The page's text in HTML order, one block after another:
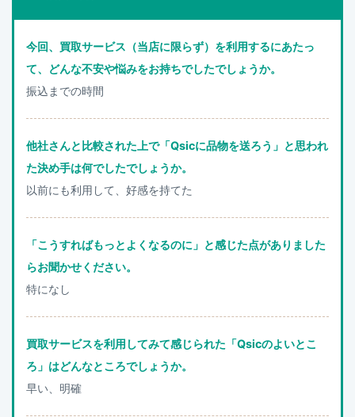
今回、買取サービス（当店に限らず）を利用するにあたっ
て、どんな不安や悩みをお持ちでしたでしょうか。
振込までの時間
他社さんと比較された上で「Qsicに品物を送ろう」と思われ
た決め手は何でしたでしょうか。
以前にも利用して、好感を持てた
「こうすればもっとよくなるのに」と感じた点がありました
らお聞かせください。
特になし
買取サービスを利用してみて感じられた「Qsicのよいとこ
ろ」はどんなところでしょうか。
早い、明確